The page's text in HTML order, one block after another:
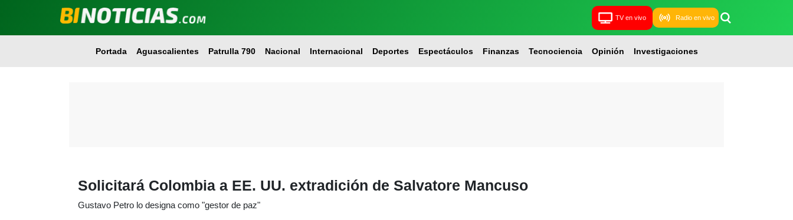
TV en vivo Radio en vivo
Portada Aguascalientes Patrulla 790 Nacional Internacional Deportes Espectáculos Finanzas Tecnociencia Opinión Investigaciones
Solicitará Colombia a EE. UU. extradición de Salvatore Mancuso
Gustavo Petro lo designa como "gestor de paz"